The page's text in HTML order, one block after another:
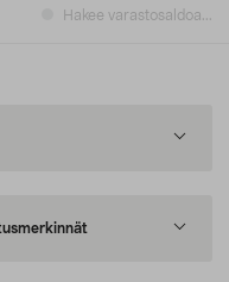
Hakee varastosaldoa...